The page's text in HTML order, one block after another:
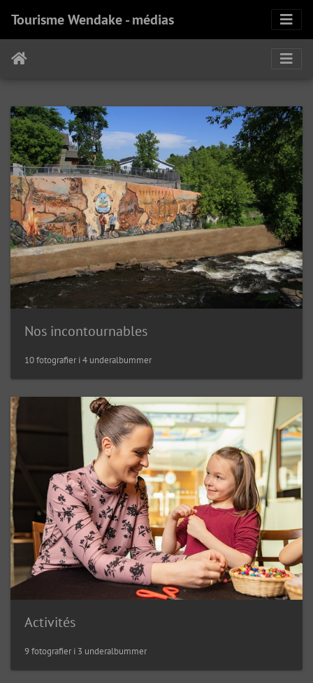
Tourisme Wendake - médias
Nos incontournables
10 fotografier i 4 underalbummer
Activités
9 fotografier i 3 underalbummer